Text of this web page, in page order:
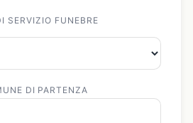
SERVIZIO FUNEBRE
DI PARTENZA